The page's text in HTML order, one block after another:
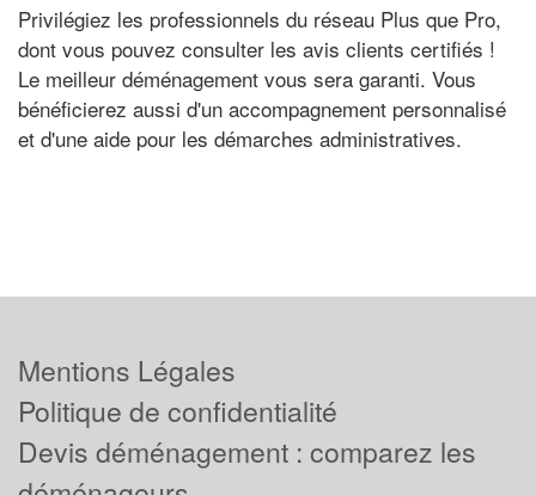
Privilégiez les professionnels du réseau Plus que Pro,
dont vous pouvez consulter les avis clients certifiés !
Le meilleur déménagement vous sera garanti. Vous
bénéficierez aussi d'un accompagnement personnalisé
et d'une aide pour les démarches administratives.
Mentions Légales
Politique de confidentialité
Devis déménagement : comparez les